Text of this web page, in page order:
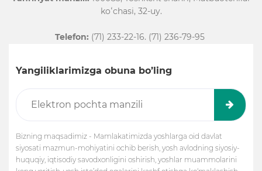
koʻchasi, 32-uy.
Telefon: (71) 233-22-16. (71) 236-79-95
Yangiliklarimizga obuna bo’ling
Bizning maqsadimiz - Mamlakatimizda yoshlarga oid davlat
siyosati mazmun-mohiyatini ochib berish, yosh avlodning siyosiy-
huquqiy, iqtisodiy savodxonligini oshirish, yoshlar muammolarini